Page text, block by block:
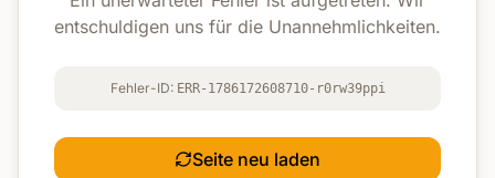
entschuldigen uns für die Unannehmlichkeiten.
Fehler-ID: ERR-1786172608710-r0rw39ppi
Seite neu laden